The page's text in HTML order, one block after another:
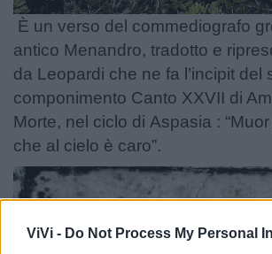
ViVi - Do Not Process My Personal
È un verso del commediografo
antico Menandro, tradotto e
da Leopardi che ne fa l’incipit del
componimento Canto XXVII di
Morte, nel ciclo di Aspasia :
che al cielo è caro”.